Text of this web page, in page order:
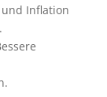
Inflation